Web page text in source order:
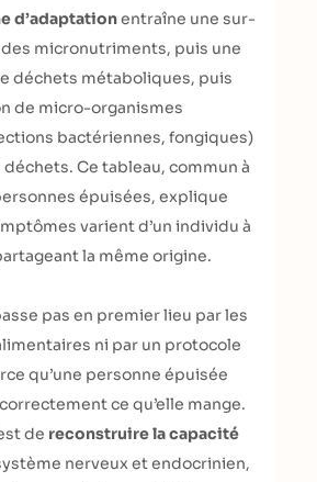
d’adaptationentraîne une sur-
micronutriments, puis une
déchets métaboliques, puis
de micro-organismes
bactériennes, fongiques)
Ce tableau, commun à
épuisées, explique
varient d’un individu à
la même origine.
pas en premier lieu par les
ni par un protocole
qu’une personne épuisée
ce qu’elle mange.
de reconstruire la capacité
nerveux et endocrinien,